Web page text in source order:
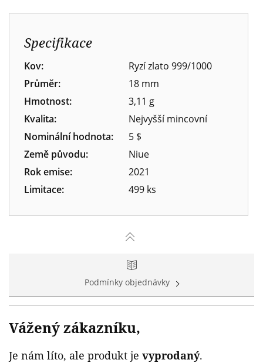
Specifikace
Kov:
Ryzí zlato 999/1000
Průměr:
18 mm
Hmotnost:
3,11 g
Kvalita:
Nejvyšší mincovní
Nominální hodnota:
5 $
Země původu:
Niue
Rok emise:
2021
Limitace:
499 ks
Podmínky objednávky
Vážený zákazníku,
Je nám líto, ale produkt je vyprodaný.